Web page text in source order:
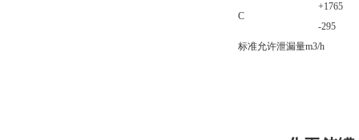
C
+1765
-295
标准允许泄漏量m3/h